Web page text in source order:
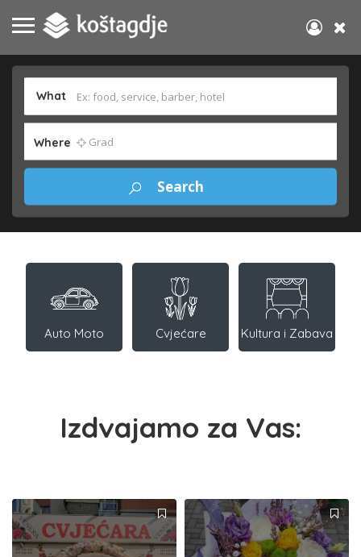
What
Where
Auto Moto Cvjećare Kultura i Zabava
Izdvajamo za Vas: